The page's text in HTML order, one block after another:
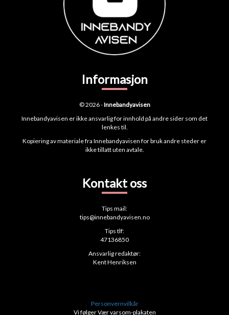
Informasjon
© 2026 -Innebandyavisen
Innebandyavisen er ikke ansvarlig for innhold på andre sider som det
lenkes til.
Kopiering av materiale fra Innebandyavisen for bruk andre steder er
ikke tillatt uten avtale.
Kontakt oss
Tips mail:
tips@innebandyavisen.no
Tips tlf:
47136850
Ansvarlig redaktør:
Kent Henriksen
Personvernvilkår
Vi følger Vær varsom-plakaten